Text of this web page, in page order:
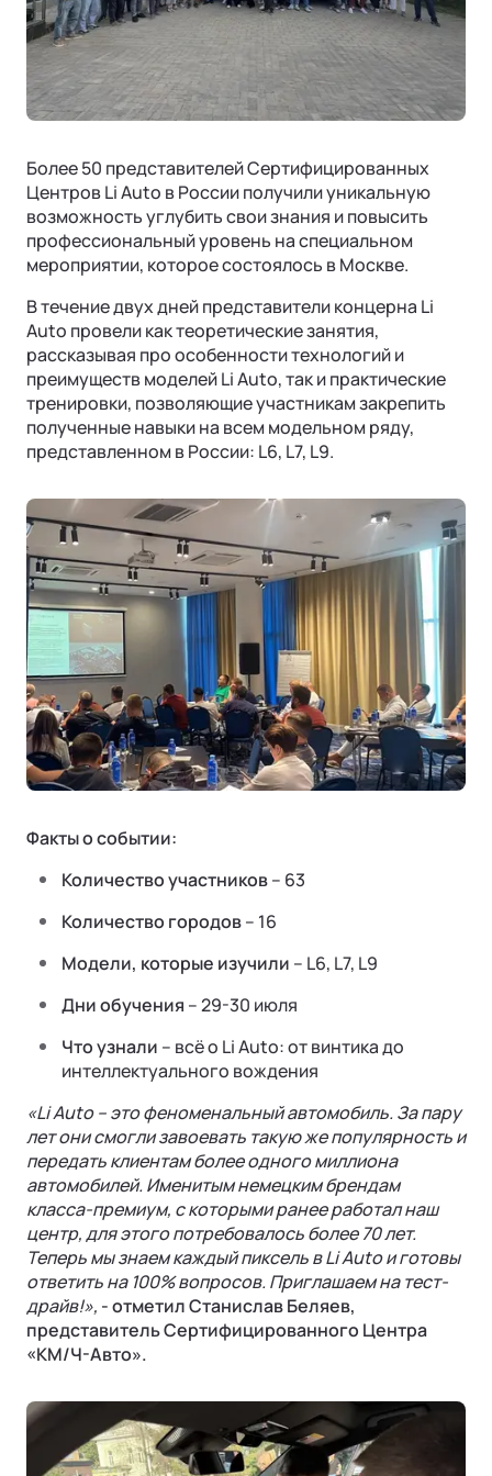
Ли Л6 | Li L6
Городской 5-местный кроссовер
ОТ 6 890 000 ₽
Подробнее
Ли Л7 | Li L7
Универсальный 5-местный кроссовер
ОТ 7 820 000 ₽
Ли Л9 | Li L9
Флагманский 6-местный кроссовер
Корпоративным клиентам
Лизинг
Финансовые программы
Трейд-ин
Страхование
Руководства по эксплуатации
Акустический комфорт (NVH)
Интеллектуальные ассистенты
Обновление ПО
Операционная система
Контакты
Более 50 представителей Сертифицированных
Центров Li Auto в России получили уникальную
возможность углубить свои знания и повысить
профессиональный уровень на специальном
мероприятии, которое состоялось в Москве.
В течение двух дней представители концерна Li
Auto провели как теоретические занятия,
рассказывая про особенности технологий и
преимуществ моделей Li Auto, так и практические
тренировки, позволяющие участникам закрепить
полученные навыки на всем модельном ряду,
представленном в России: L6, L7, L9.
Факты о событии:
Количество участников– 63
Количество городов– 16
Модели, которые изучили – L6, L7, L9
Дни обучения – 29-30 июля
Что узнали – всё о Li Auto: от винтика до
интеллектуального вождения
«Li Auto – это феноменальный автомобиль. За пару
лет они смогли завоевать такую же популярность и
передать клиентам более одного миллиона
автомобилей. Именитым немецким брендам
класса-премиум, с которыми ранее работал наш
центр, для этого потребовалось более 70 лет.
Теперь мы знаем каждый пиксель в Li Auto и готовы
ответить на 100% вопросов. Приглашаем на тест-
драйв!», - отметил Станислав Беляев,
представитель Сертифицированного Центра
«КМ/Ч-Авто».